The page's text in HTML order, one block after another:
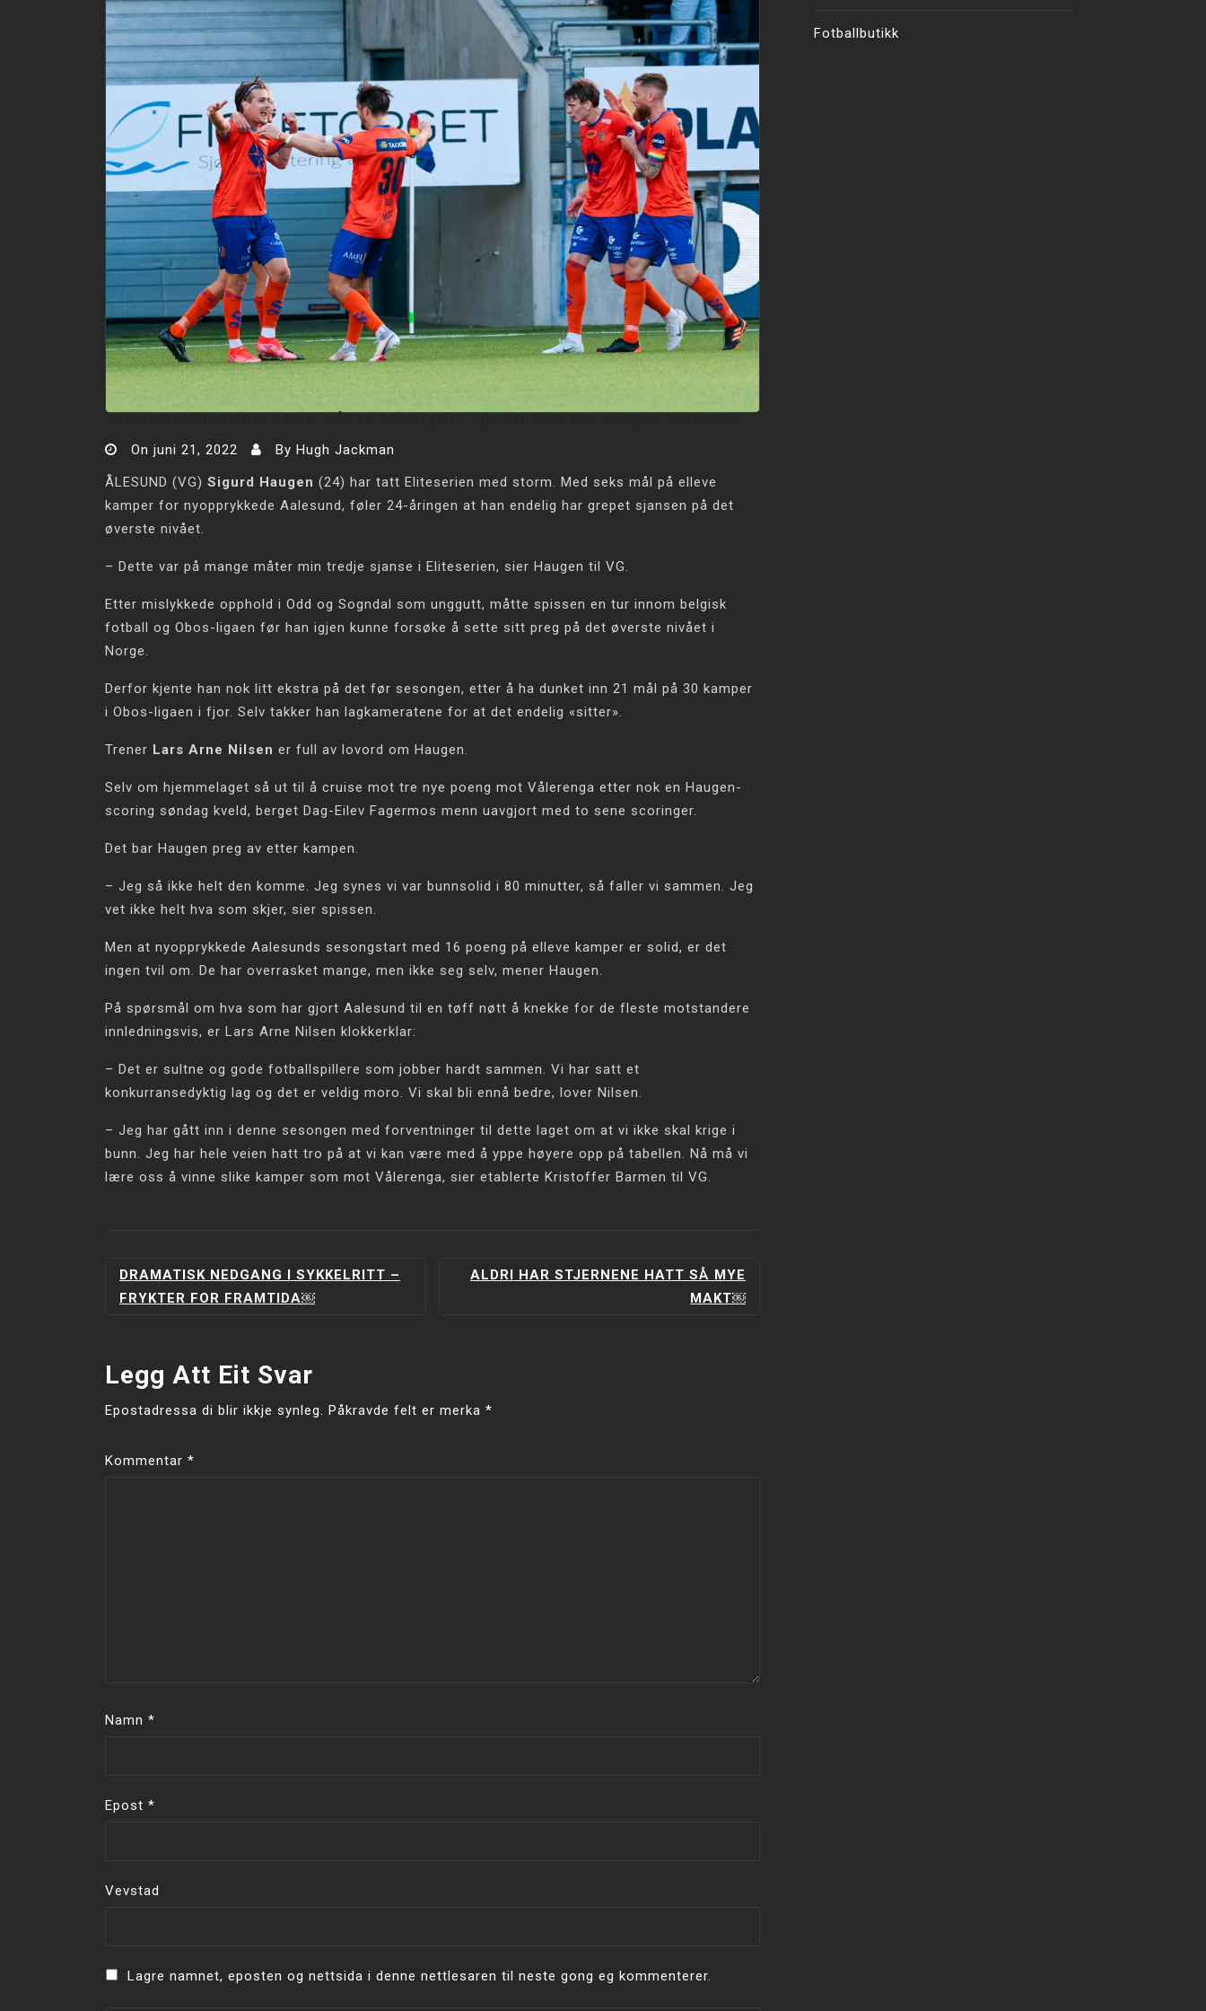
On juni 21, 2022 By Hugh Jackman
ÅLESUND (VG) Sigurd Haugen (24) har tatt Eliteserien med storm. Med seks mål på elleve
kamper for nyopprykkede Aalesund, føler 24-åringen at han endelig har grepet sjansen på det
øverste nivået.
– Dette var på mange måter min tredje sjanse i Eliteserien, sier Haugen til VG.
Etter mislykkede opphold i Odd og Sogndal som unggutt, måtte spissen en tur innom belgisk
fotball og Obos-ligaen før han igjen kunne forsøke å sette sitt preg på det øverste nivået i
Norge.
Derfor kjente han nok litt ekstra på det før sesongen, etter å ha dunket inn 21 mål på 30 kamper
i Obos-ligaen i fjor. Selv takker han lagkameratene for at det endelig «sitter».
Trener Lars Arne Nilsen er full av lovord om Haugen.
Selv om hjemmelaget så ut til å cruise mot tre nye poeng mot Vålerenga etter nok en Haugen-
scoring søndag kveld, berget Dag-Eilev Fagermos menn uavgjort med to sene scoringer.
Det bar Haugen preg av etter kampen.
– Jeg så ikke helt den komme. Jeg synes vi var bunnsolid i 80 minutter, så faller vi sammen. Jeg
vet ikke helt hva som skjer, sier spissen.
Men at nyopprykkede Aalesunds sesongstart med 16 poeng på elleve kamper er solid, er det
ingen tvil om. De har overrasket mange, men ikke seg selv, mener Haugen.
På spørsmål om hva som har gjort Aalesund til en tøff nøtt å knekke for de fleste motstandere
innledningsvis, er Lars Arne Nilsen klokkerklar:
– Det er sultne og gode fotballspillere som jobber hardt sammen. Vi har satt et
konkurransedyktig lag og det er veldig moro. Vi skal bli ennå bedre, lover Nilsen.
– Jeg har gått inn i denne sesongen med forventninger til dette laget om at vi ikke skal krige i
bunn. Jeg har hele veien hatt tro på at vi kan være med å yppe høyere opp på tabellen. Nå må vi
lære oss å vinne slike kamper som mot Vålerenga, sier etablerte Kristoffer Barmen til VG.
INNLEGGSNAVIGERING
DRAMATISK NEDGANG I SYKKELRITT –
FRYKTER FOR FRAMTIDA￼
ALDRI HAR STJERNENE HATT SÅ MYE
MAKT￼
Legg Att Eit Svar
Epostadressa di blir ikkje synleg. Påkravde felt er merka *
Kommentar *
Namn *
Epost *
Vevstad
Lagre namnet, eposten og nettsida i denne nettlesaren til neste gong eg kommenterer.
Fotballbutikk